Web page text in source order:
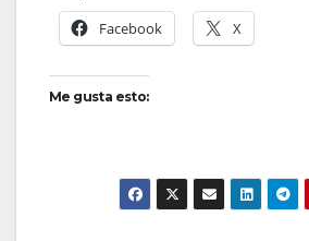
Facebook X
Me gusta esto: